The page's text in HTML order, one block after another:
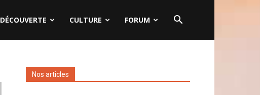
DÉCOUVERTE CULTURE FORUM
Nos articles